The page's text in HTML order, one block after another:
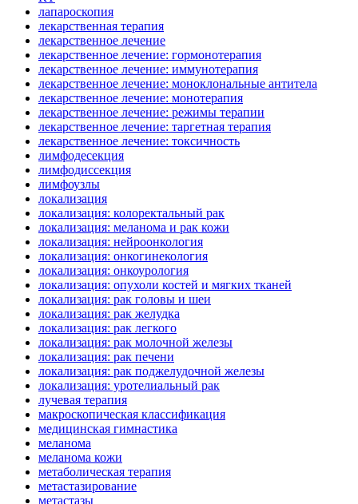
лапароскопия
лекарственная терапия
лекарственное лечение
лекарственное лечение: гормонотерапия
лекарственное лечение: иммунотерапия
лекарственное лечение: моноклональные антитела
лекарственное лечение: монотерапия
лекарственное лечение: режимы терапии
лекарственное лечение: таргетная терапия
лекарственное лечение: токсичность
лимфодесекция
лимфодиссекция
лимфоузлы
локализация
локализация: колоректальный рак
локализация: меланома и рак кожи
локализация: нейроонкология
локализация: онкогинекология
локализация: онкоурология
локализация: опухоли костей и мягких тканей
локализация: рак головы и шеи
локализация: рак желудка
локализация: рак легкого
локализация: рак молочной железы
локализация: рак печени
локализация: рак поджелудочной железы
локализация: уротелиальный рак
лучевая терапия
макроскопическая классификация
медицинская гимнастика
меланома
меланома кожи
метаболическая терапия
метастазирование
метастазы